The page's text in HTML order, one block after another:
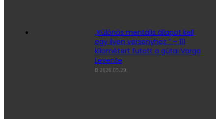
„Különös mentális állapot kell
egy ilyen versenyhez ” – 111
kilométert futott a gútai Varga
Levente
2026.05.29.